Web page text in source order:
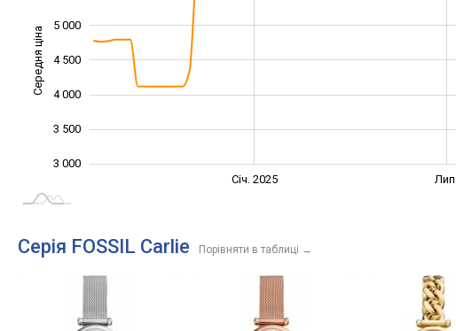
Середня ціна 3 000
3 000
3 500
4 000
4 500
5 000
Січ. 2025 Лип.
Серія FOSSIL Carlie Порівняти в таблиці →